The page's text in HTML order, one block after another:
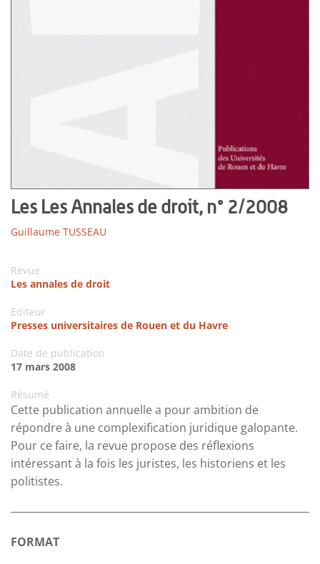
Les Les Annales de droit, n° 2/2008
Guillaume TUSSEAU
Revue
Les annales de droit
Editeur
Presses universitaires de Rouen et du Havre
Date de publication
17 mars 2008
Résumé
Cette publication annuelle a pour ambition de
répondre à une complexification juridique galopante.
Pour ce faire, la revue propose des réflexions
intéressant à la fois les juristes, les historiens et les
politistes.
FORMAT